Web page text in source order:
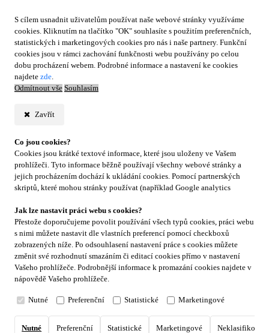
S cílem usnadnit uživatelům používat naše webové stránky využíváme
cookies. Kliknutím na tlačítko "OK" souhlasíte s použitím preferenčních,
statistických i marketingových cookies pro nás i naše partnery. Funkční
cookies jsou v rámci zachování funkčnosti webu používány po celou
dobu procházení webem. Podrobné informace a nastavení ke cookies
najdete zde.
Odmítnout vše Souhlasím
Zavřít
Co jsou cookies?
Cookies jsou krátké textové informace, které jsou uloženy ve Vašem
prohlížeči. Tyto informace běžně používají všechny webové stránky a
jejich procházením dochází k ukládání cookies. Pomocí partnerských
skriptů, které mohou stránky používat (například Google analytics
Jak lze nastavit práci webu s cookies?
Přestože doporučujeme povolit používání všech typů cookies, práci webu
s nimi můžete nastavit dle vlastních preferencí pomocí checkboxů
zobrazených níže. Po odsouhlasení nastavení práce s cookies můžete
změnit své rozhodnutí smazáním či editací cookies přímo v nastavení
Vašeho prohlížeče. Podrobnější informace k promazání cookies najdete v
nápovědě Vašeho prohlížeče.
Nutné Preferenční Statistické Marketingové
Nutné
Preferenční
Statistické
Marketingové